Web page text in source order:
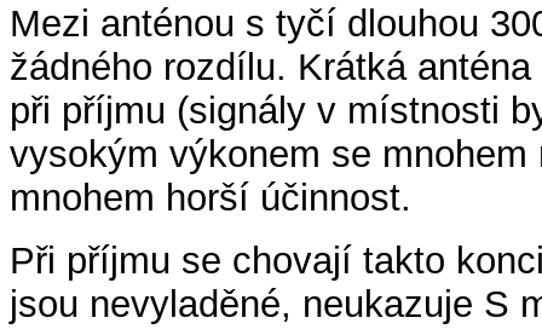
Mezi anténou s tyčí dlouhou
žádného rozdílu. Krátká
při příjmu (signály v místnosti
vysokým výkonem se
mnohem horší účinnost.
Při příjmu se chovají takto
jsou nevyladěné, neukazuje S